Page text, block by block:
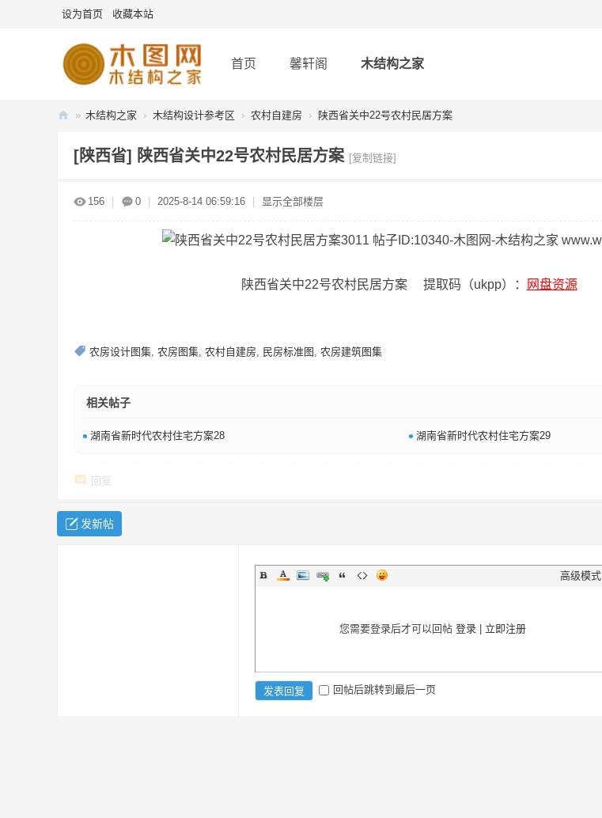
设为首页 收藏本站
首页 馨轩阁 木结构之家
» 木结构之家 › 木结构设计参考区 › 农村自建房 › 陕西省关中22号农村民居方案
[陕西省] 陕西省关中22号农村民居方案 [复制链接]
156 0 2025-8-14 06:59:16 显示全部楼层
陕西省关中22号农村民居方案 提取码（ukpp）： 网盘资源
农房设计图集, 农房图集, 农村自建房, 民房标准图 , 农房建筑图集
相关帖子
• 湖南省新时代农村住宅方案28 • 湖南省新时代农村住宅方案29
回复
发新帖
高级模式
您需要登录后才可以回帖 登录| 立即注册
发表回复 回帖后跳转到最后一页